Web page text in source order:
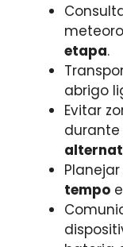
etapa.
abrigo
Evitar
tempo